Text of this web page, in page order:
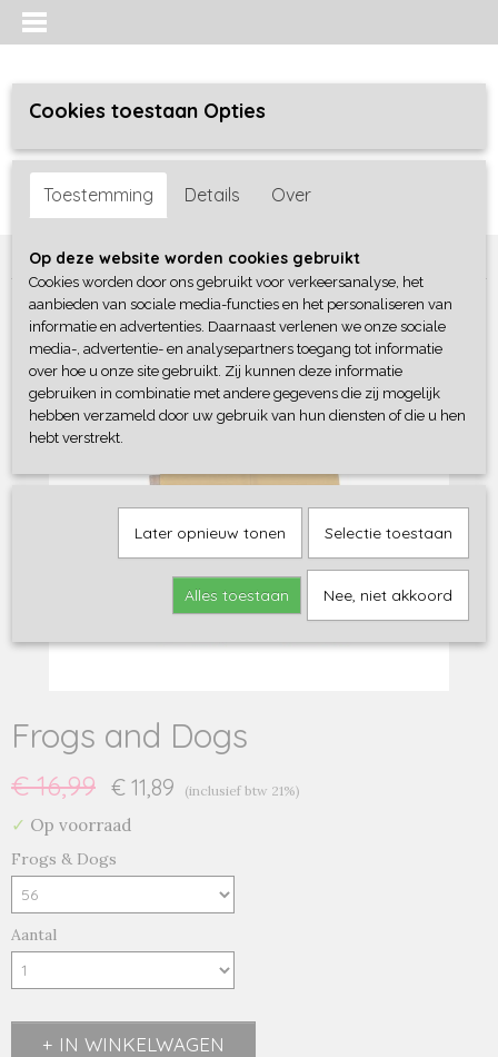
Inloggen Registreren
Home >Meisjes baby>broeken / leggings>Frogs and Dogs
Frogs and Dogs
€ 16,99 € 11,89 (inclusief btw 21%)
✓ Op voorraad
Frogs & Dogs
Aantal
IN WINKELWAGEN
Cookies toestaan Opties
Toestemming Details Over
Op deze website worden cookies gebruikt
Cookies worden door ons gebruikt voor verkeersanalyse, het
aanbieden van sociale media-functies en het personaliseren van
informatie en advertenties. Daarnaast verlenen we onze sociale
media-, advertentie- en analysepartners toegang tot informatie
over hoe u onze site gebruikt. Zij kunnen deze informatie
gebruiken in combinatie met andere gegevens die zij mogelijk
hebben verzameld door uw gebruik van hun diensten of die u hen
hebt verstrekt.
Later opnieuw tonen Selectie toestaan
Alles toestaan Nee, niet akkoord